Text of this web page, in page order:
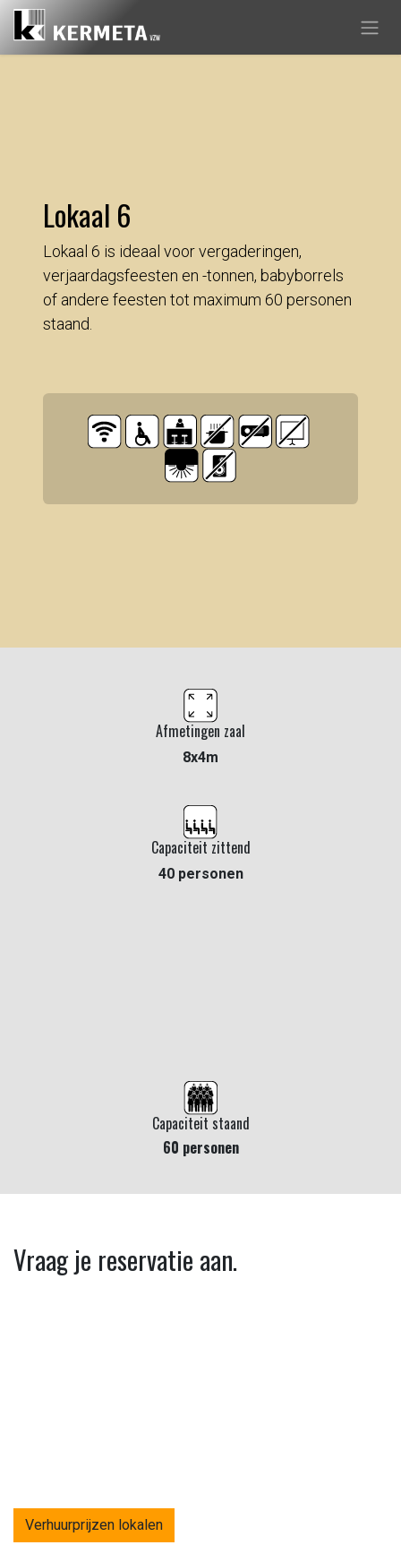
Overslaan naar inhoud
Lokaal 6
Lokaal 6 is ideaal voor vergaderingen,
verjaardagsfeesten en -tonnen, babyborrels
of andere feesten tot maximum 60 personen
staand.
Afmetingen zaal
8x4m
Capaciteit zittend
40 personen
Capaciteit staand
60 personen
Vraag je reservatie aan.
Verhuurprijzen lokalen